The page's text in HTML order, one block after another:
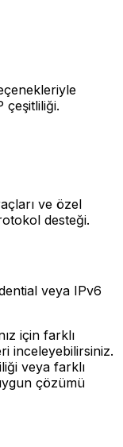
çeşitliliği.
ve özel
desteği.
veya IPv6
için farklı
inceleyebilirsiniz.
veya farklı
çözümü